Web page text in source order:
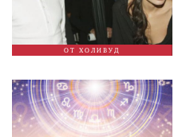
ОТ ХОЛИВУД